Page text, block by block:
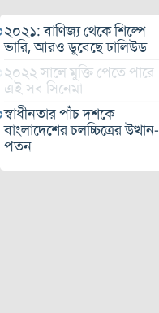
২০২১: বাণিজ্য থেকে শিল্পে
ভারি, আরও ডুবেছে ঢালিউড
২০২২ সালে মুক্তি পেতে পারে
এই সব সিনেমা
স্বাধীনতার পাঁচ দশকে
বাংলাদেশের চলচ্চিত্রের উত্থান-
পতন